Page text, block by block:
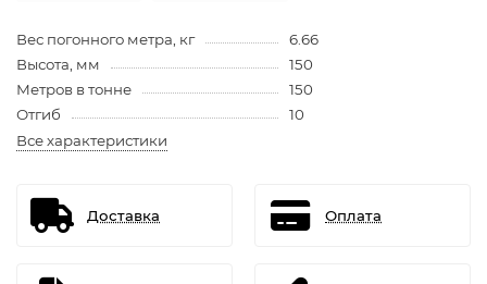
Вес погонного метра, кг
6.66
Высота, мм
150
Метров в тонне
150
Отгиб
10
Все характеристики
Доставка Оплата